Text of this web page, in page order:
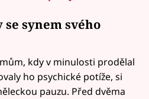
synem svého
kdy v minulosti prodělal
ho psychické potíže, si
pauzu. Před dvěma